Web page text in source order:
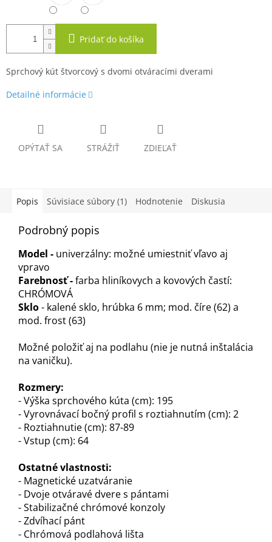
Pridať do košíka
Sprchový kút štvorcový s dvomi otváracími dverami
Detailné informácie
OPÝTAŤ SA STRÁŽIŤ ZDIEĽAŤ
Popis Súvisiace súbory (1) Hodnotenie Diskusia
Podrobný popis
Model - univerzálny: možné umiestniť vľavo aj
vpravo
Farebnosť -farba hliníkovych a kovových častí:
CHRÓMOVÁ
Sklo- kalené sklo, hrúbka 6 mm; mod. číre (62) a
mod. frost (63)
Možné položiť aj na podlahu (nie je nutná inštalácia
na vaničku).
Rozmery:
- Výška sprchového kúta (cm): 195
- Vyrovnávací bočný profil s roztiahnutím (cm): 2
- Roztiahnutie (cm): 87-89
- Vstup (cm): 64
Ostatné vlastnosti:
- Magnetické uzatváranie
- Dvoje otváravé dvere s pántami
- Stabilizačné chrómové konzoly
- Zdvíhací pánt
- Chrómová podlahová lišta